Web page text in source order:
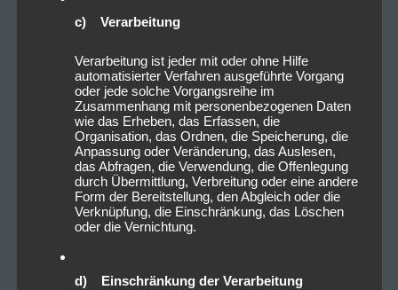
c) Verarbeitung
Verarbeitung ist jeder mit oder ohne Hilfe
automatisierter Verfahren ausgeführte Vorgang
oder jede solche Vorgangsreihe im
Zusammenhang mit personenbezogenen Daten
wie das Erheben, das Erfassen, die
Organisation, das Ordnen, die Speicherung, die
Anpassung oder Veränderung, das Auslesen,
das Abfragen, die Verwendung, die Offenlegung
durch Übermittlung, Verbreitung oder eine andere
Form der Bereitstellung, den Abgleich oder die
Verknüpfung, die Einschränkung, das Löschen
oder die Vernichtung.
d) Einschränkung der Verarbeitung